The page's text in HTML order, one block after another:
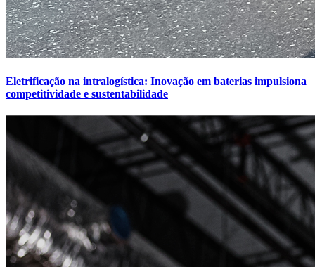
Eletrificação na intralogística: Inovação em baterias impulsiona
competitividade e sustentabilidade